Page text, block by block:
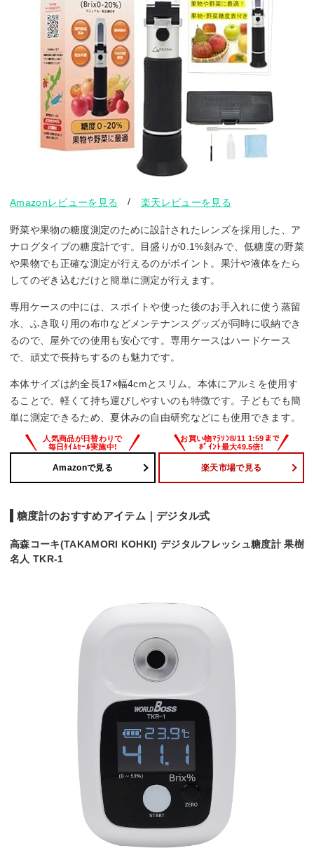
Amazonレビューを見る /楽天レビューを見る
野菜や果物の糖度測定のために設計されたレンズを採用した、ア
ナログタイプの糖度計です。目盛りが0.1%刻みで、低糖度の野菜
や果物でも正確な測定が行えるのがポイント。果汁や液体をたら
してのぞき込むだけと簡単に測定が行えます。
専用ケースの中には、スポイトや使った後のお手入れに使う蒸留
水、ふき取り用の布巾などメンテナンスグッズが同時に収納でき
るので、屋外での使用も安心です。専用ケースはハードケース
で、頑丈で長持ちするのも魅力です。
本体サイズは約全長17×幅4cmとスリム。本体にアルミを使用す
ることで、軽くて持ち運びしやすいのも特徴です。子どもでも簡
単に測定できるため、夏休みの自由研究などにも使用できます。
Amazonで見る 楽天市場で見る
糖度計のおすすめアイテム｜デジタル式
高森コーキ(TAKAMORI KOHKI) デジタルフレッシュ糖度計 果樹
名人 TKR-1